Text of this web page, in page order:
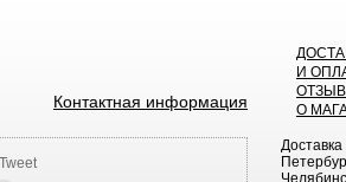
Контактная информация
И
О
Tweet